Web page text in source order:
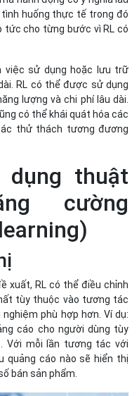
thuật
cường
xuất, RL có thể điều chỉnh
tùy thuộc vào tương tác
phù hợp hơn. Ví dụ:
cáo cho người dùng tùy
Với mỗi lần tương tác với
quảng cáo nào sẽ hiển thị
bán sản phẩm.